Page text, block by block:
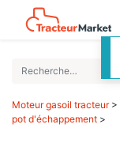
Moteur gasoil tracteur>
pot d'échappement >